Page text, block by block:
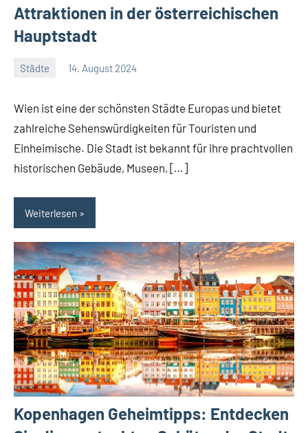
Attraktionen in der österreichischen
Hauptstadt
Städte 14. August 2024
Wien ist eine der schönsten Städte Europas und bietet
zahlreiche Sehenswürdigkeiten für Touristen und
Einheimische. Die Stadt ist bekannt für ihre prachtvollen
historischen Gebäude, Museen, […]
Weiterlesen
Kopenhagen Geheimtipps: Entdecken